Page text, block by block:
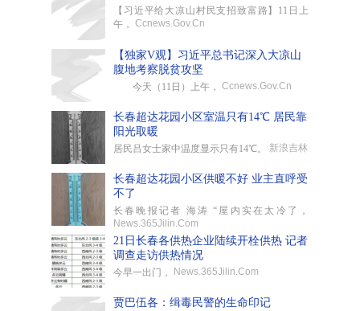
【习近平给大凉山村民支招致富路】11日上
午， Ccnews.Gov.Cn
【独家V观】习近平总书记深入大凉山
腹地考察脱贫攻坚
​今天（11日）上午， Ccnews.Gov.Cn
长春超达花园小区室温只有14℃ 居民靠
阳光取暖
居民吕女士家中温度显示只有14℃。 新浪吉林
长春超达花园小区供暖不好 业主直呼受
不了
长春晚报记者 海涛 “屋内实在太冷了，
News.365Jilin.Com
21日长春各供热企业陆续开栓供热 记者
调查走访供热情况
今早一出门， News.365Jilin.Com
贾巴伍各：缉毒民警的生命印记